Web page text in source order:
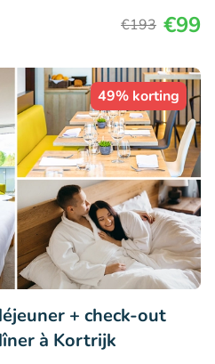
€193 €99
49% korting
+ check-out
à Kortrijk